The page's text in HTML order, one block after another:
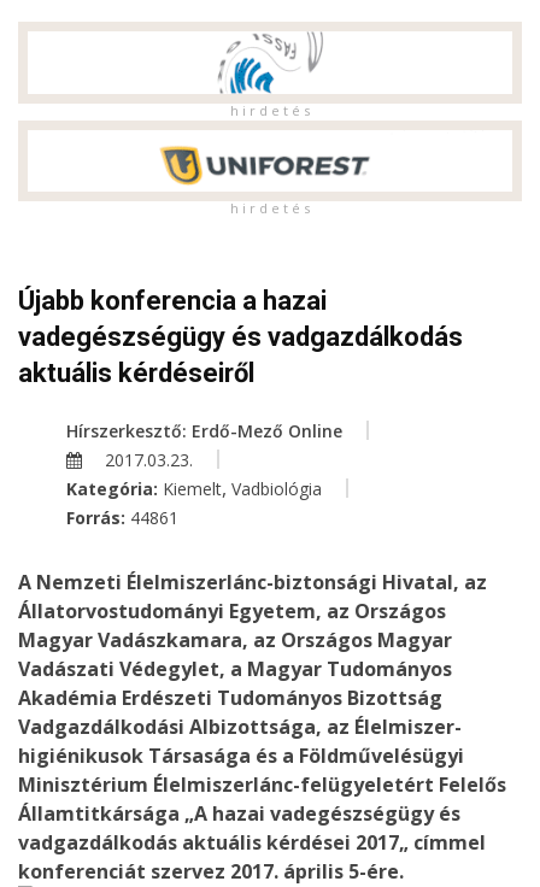
h i r d e t é s
h i r d e t é s
Újabb konferencia a hazai
vadegészségügy és vadgazdálkodás
aktuális kérdéseiről
Hírszerkesztő: Erdő-Mező Online
2017.03.23.
Kategória: Kiemelt, Vadbiológia
Forrás: 44861
A Nemzeti Élelmiszerlánc-biztonsági Hivatal, az
Állatorvostudományi Egyetem, az Országos
Magyar Vadászkamara, az Országos Magyar
Vadászati Védegylet, a Magyar Tudományos
Akadémia Erdészeti Tudományos Bizottság
Vadgazdálkodási Albizottsága, az Élelmiszer-
higiénikusok Társasága és a Földművelésügyi
Minisztérium Élelmiszerlánc-felügyeletért Felelős
Államtitkársága „A hazai vadegészségügy és
vadgazdálkodás aktuális kérdései 2017„ címmel
konferenciát szervez 2017. április 5-ére.